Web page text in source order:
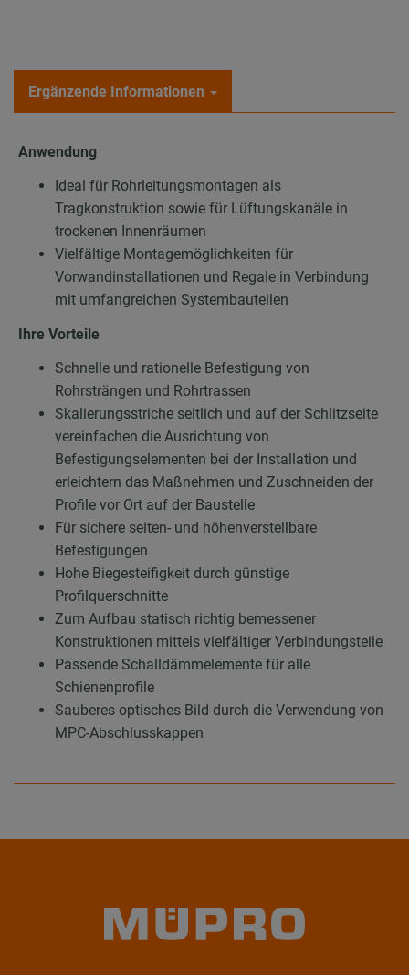
Ergänzende Informationen
Anwendung
Ideal für Rohrleitungsmontagen als
Tragkonstruktion sowie für Lüftungskanäle in
trockenen Innenräumen
Vielfältige Montagemöglichkeiten für
Vorwandinstallationen und Regale in Verbindung
mit umfangreichen Systembauteilen
Ihre Vorteile
Schnelle und rationelle Befestigung von
Rohrsträngen und Rohrtrassen
Skalierungsstriche seitlich und auf der Schlitzseite
vereinfachen die Ausrichtung von
Befestigungselementen bei der Installation und
erleichtern das Maßnehmen und Zuschneiden der
Profile vor Ort auf der Baustelle
Für sichere seiten- und höhenverstellbare
Befestigungen
Hohe Biegesteifigkeit durch günstige
Profilquerschnitte
Zum Aufbau statisch richtig bemessener
Konstruktionen mittels vielfältiger Verbindungsteile
Passende Schalldämmelemente für alle
Schienenprofile
Sauberes optisches Bild durch die Verwendung von
MPC-Abschlusskappen